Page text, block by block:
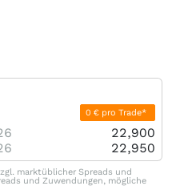
0 € pro Trade*
22,900
22,950
marktüblicher Spreads und
und Zuwendungen, mögliche